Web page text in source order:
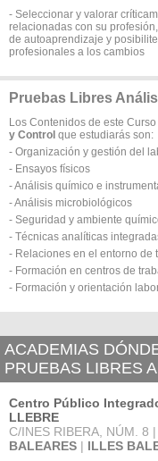
- Seleccionar y valorar
relacionadas con su
de autoaprendizaje y
profesionales a los cambios
Pruebas Libres
Los Contenidos de este Curso
y Control que estudiarás son:
- Organización y gestión del
- Ensayos físicos
- Análisis químico e
- Análisis microbiológicos
- Seguridad y ambiente
- Técnicas analíticas
- Relaciones en el entorno de
- Formación en centros de
- Formación y orientación
ACADEMIAS
PRUEBAS LIBRES
Centro Público
LLEBRE
C/INES RIBERA, NÚM. 8
BALEARES | ILLES